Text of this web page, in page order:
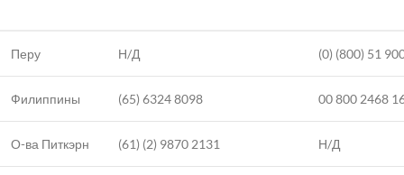
Перу Н/Д (0) (800) 51
Филиппины (65) 6324 8098 00 800 2468
О-ва Питкэрн (61) (2) 9870 2131 Н/Д